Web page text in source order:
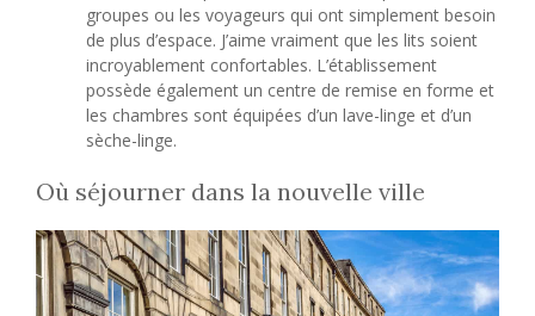
groupes ou les voyageurs qui ont simplement besoin
de plus d’espace. J’aime vraiment que les lits soient
incroyablement confortables. L’établissement
possède également un centre de remise en forme et
les chambres sont équipées d’un lave-linge et d’un
sèche-linge.
Où séjourner dans la nouvelle ville